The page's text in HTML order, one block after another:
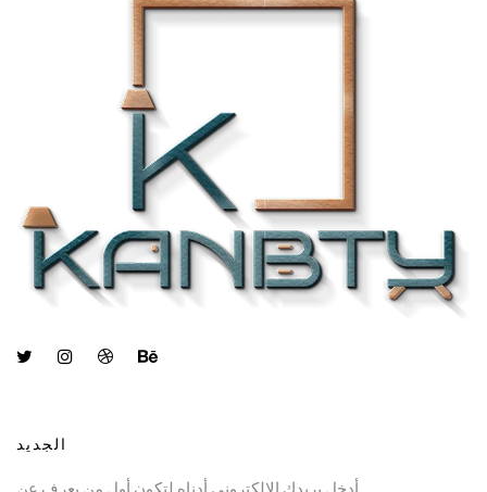
الجديد
أدخل بريدك الإلكتروني أدناه لتكون أول من يعرف عن